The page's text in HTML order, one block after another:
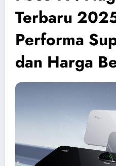
Terbaru
Performa
dan Harga